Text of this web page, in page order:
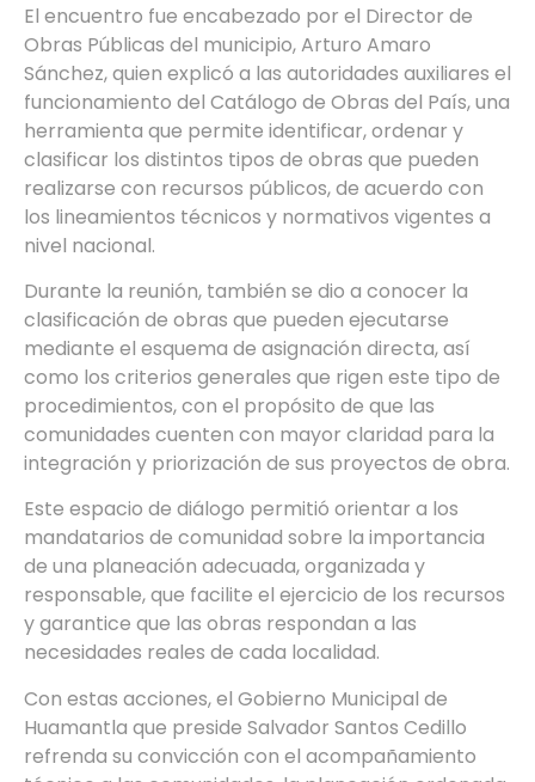
El encuentro fue encabezado por el Director de
Obras Públicas del municipio, Arturo Amaro
Sánchez, quien explicó a las autoridades auxiliares el
funcionamiento del Catálogo de Obras del País, una
herramienta que permite identificar, ordenar y
clasificar los distintos tipos de obras que pueden
realizarse con recursos públicos, de acuerdo con
los lineamientos técnicos y normativos vigentes a
nivel nacional.
Durante la reunión, también se dio a conocer la
clasificación de obras que pueden ejecutarse
mediante el esquema de asignación directa, así
como los criterios generales que rigen este tipo de
procedimientos, con el propósito de que las
comunidades cuenten con mayor claridad para la
integración y priorización de sus proyectos de obra.
Este espacio de diálogo permitió orientar a los
mandatarios de comunidad sobre la importancia
de una planeación adecuada, organizada y
responsable, que facilite el ejercicio de los recursos
y garantice que las obras respondan a las
necesidades reales de cada localidad.
Con estas acciones, el Gobierno Municipal de
Huamantla que preside Salvador Santos Cedillo
refrenda su convicción con el acompañamiento